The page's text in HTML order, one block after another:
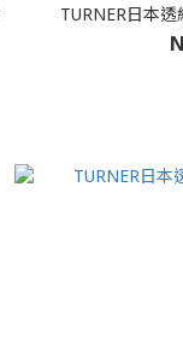
TURNER日本